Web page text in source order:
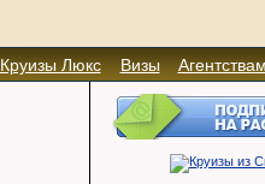
Круизы Люкс Визы Агентствам